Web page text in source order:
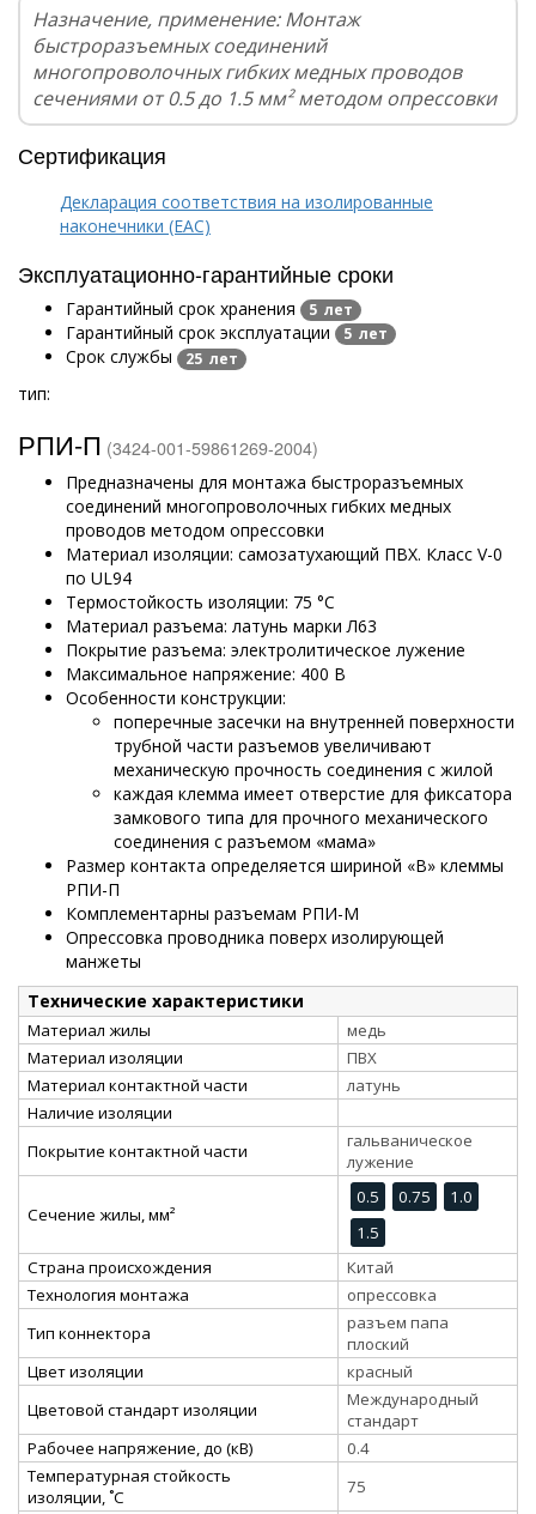
Назначение, применение: Монтаж
быстроразъемных соединений
многопроволочных гибких медных проводов
сечениями от 0.5 до 1.5 мм² методом опрессовки
Сертификация
Декларация соответствия на изолированные
наконечники (EAC)
Эксплуатационно-гарантийные сроки
Гарантийный срок хранения 5 лет
Гарантийный срок эксплуатации 5 лет
Срок службы 25 лет
тип:
РПИ-П (3424-001-59861269-2004)
Предназначены для монтажа быстроразъемных
соединений многопроволочных гибких медных
проводов методом опрессовки
Материал изоляции: самозатухающий ПВХ. Класс V-0
по UL94
Термостойкость изоляции: 75 °C
Материал разъема: латунь марки Л63
Покрытие разъема: электролитическое лужение
Максимальное напряжение: 400 В
Особенности конструкции:
поперечные засечки на внутренней поверхности
трубной части разъемов увеличивают
механическую прочность соединения с жилой
каждая клемма имеет отверстие для фиксатора
замкового типа для прочного механического
соединения с разъемом «мама»
Размер контакта определяется шириной «В» клеммы
РПИ-П
Комплементарны разъемам РПИ-М
Опрессовка проводника поверх изолирующей
манжеты
Технические характеристики
Материал жилы
медь
Материал изоляции
ПВХ
Материал контактной части
латунь
Наличие изоляции
Покрытие контактной части
гальваническое
лужение
Сечение жилы, мм²
0.5 0.75
1.0
1.5
Страна происхождения
Китай
Технология монтажа
опрессовка
Тип коннектора
разъем папа
плоский
Цвет изоляции
красный
Цветовой стандарт изоляции
Международный
стандарт
Рабочее напряжение, до (кВ)
0.4
Температурная стойкость
изоляции, ˚С
75